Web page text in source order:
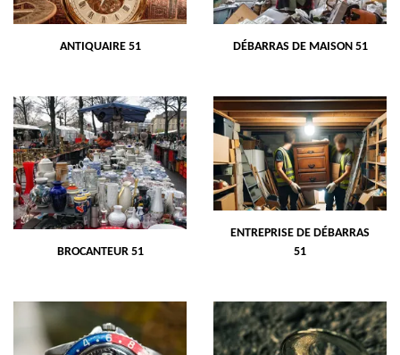
ANTIQUAIRE 51 DÉBARRAS DE MAISON 51
BROCANTEUR 51
ENTREPRISE DE DÉBARRAS
51